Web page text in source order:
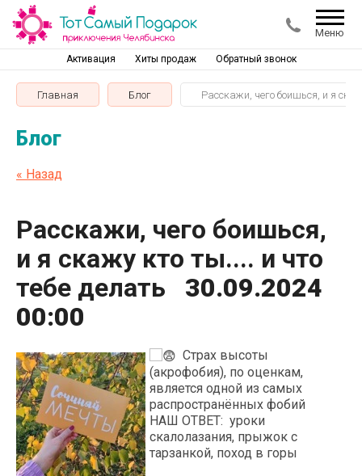
Меню
Активация Хиты продаж Обратный звонок
Главная Блог Расскажи, чего боишься, и я
Блог
« Назад
Расскажи, чего боишься,
и я скажу кто ты.... и что
тебе делать
30.09.2024
00:00
Страх высоты
(акрофобия), по оценкам,
является одной из самых
распространённых фобий
НАШ ОТВЕТ: уроки
скалолазания, прыжок с
тарзанкой, поход в горы